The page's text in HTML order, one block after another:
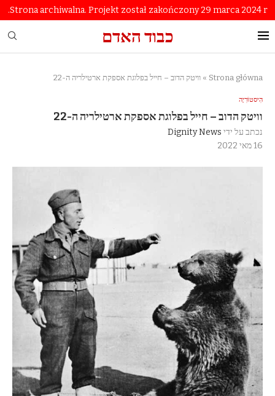
Strona archiwalna. Projekt został zakończony 29 marca 2024 r.
כבוד האדם
Strona główna
» וויטק הדוב – חייל בפלוגת אספקת ארטילריה ה-22
הִיסטוֹרִיָה
וויטק הדוב – חייל בפלוגת אספקת ארטילריה ה-22
נכתב על ידי Dignity News
16 מאי 2022